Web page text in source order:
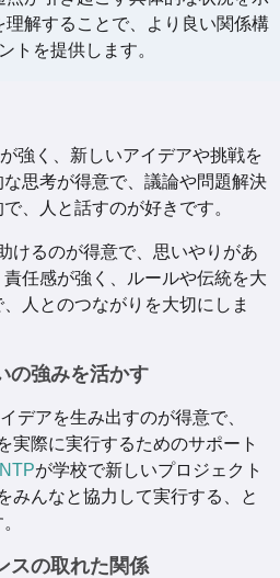
理解することで、より良い関係構
トを提供します。
強く、新しいアイデアや挑戦を
思考が得意で、議論や問題解決
、人と話すのが好きです。
けるのが得意で、思いやりがあ
任感が強く、ルールや伝統を大
人とのつながりを大切にしま
の強みを活かす
デアを生み出すのが得意で、
実際に実行するためのサポート
が学校で新しいプロジェクト
みんなと協力して実行する、と
スの取れた関係